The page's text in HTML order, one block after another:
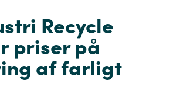
Recycle
priser på
af farligt